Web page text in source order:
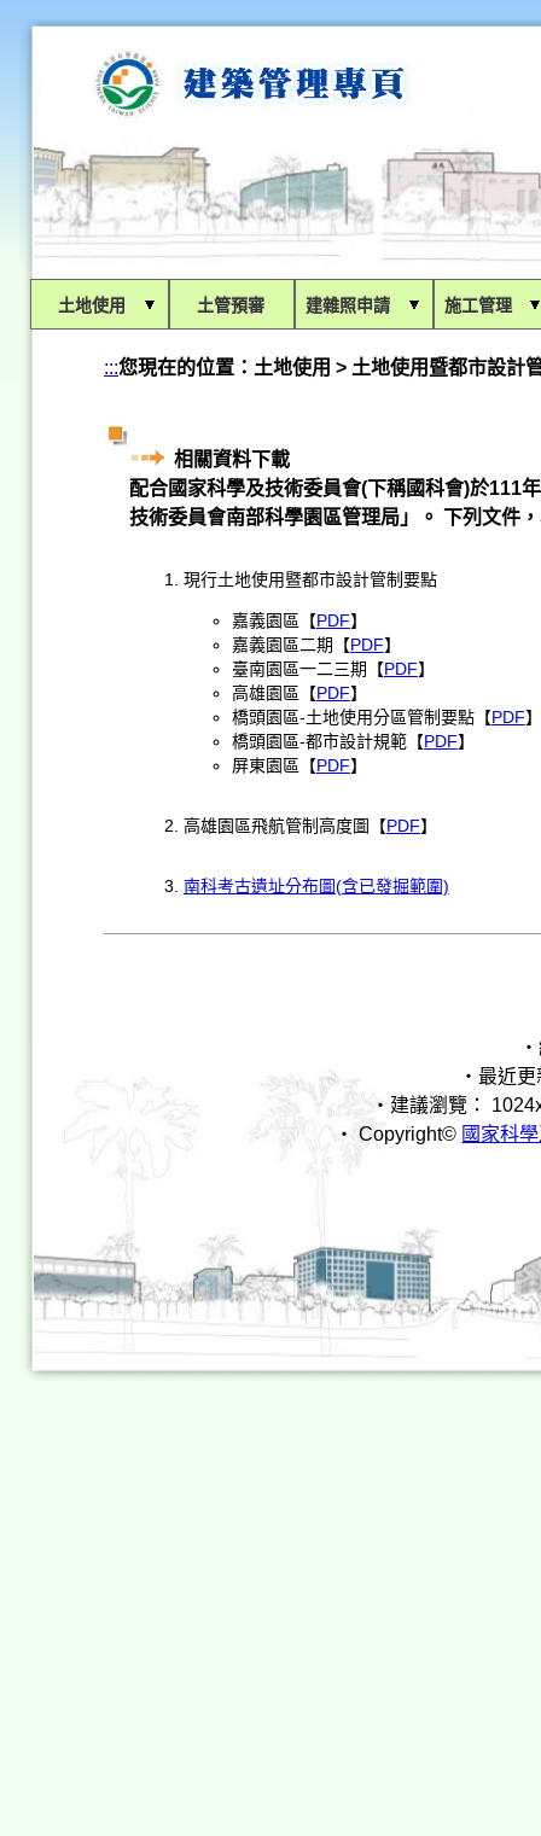
土地使用 土管預審 建雜照申請 施工管理
:::您現在的位置： 土地使用 > 土地使用暨都市設計
相關資料下載
配合國家科學及技術委員會(下稱國科會)於111
技術委員會南部科學園區管理局」。 下列文件
現行土地使用暨都市設計管制要點
嘉義園區【PDF】
嘉義園區二期【PDF】
臺南園區一二三期【PDF】
高雄園區【PDF】
橋頭園區-土地使用分區管制要點【PDF】
橋頭園區-都市設計規範【PDF】
屏東園區【PDF】
高雄園區飛航管制高度圖【PDF】
南科考古遺址分布圖(含已發掘範圍)
‧
‧最近更
‧建議瀏覽：
‧ Copyright© 國家科